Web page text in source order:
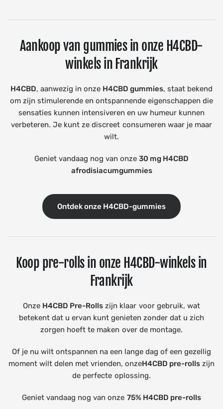
Aankoop van gummies in onze H4CBD-
winkels in Frankrijk
H4CBD, aanwezig in onze H4CBD gummies, staat bekend
om zijn stimulerende en ontspannende eigenschappen die
sensaties kunnen intensiveren en uw humeur kunnen
verbeteren. Je kunt ze discreet consumeren waar je maar
wilt.
Geniet vandaag nog van onze30 mg H4CBD
afrodisiacumgummies
Ontdek onze H4CBD-gummies
Koop pre-rolls in onze H4CBD-winkels in
Frankrijk
Onze H4CBD Pre-Rolls zijn klaar voor gebruik, wat
betekent dat u ervan kunt genieten zonder dat u zich
zorgen hoeft te maken over de montage.
Of je nu wilt ontspannen na een lange dag of een gezellig
moment wilt delen met vrienden, onzeH4CBD pre-rolls zijn
de perfecte oplossing.
Geniet vandaag nog van onze 75% H4CBD pre-rolls